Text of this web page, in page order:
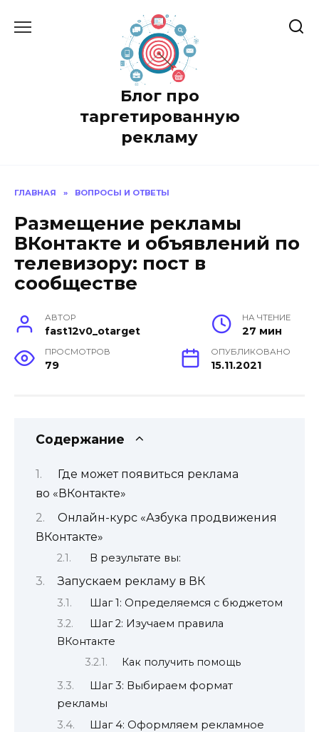
Блог про
таргетированную
рекламу
ГЛАВНАЯ » ВОПРОСЫ И ОТВЕТЫ
Размещение рекламы
ВКонтакте и объявлений по
телевизору: пост в
сообществе
АВТОР
fast12v0_otarget
НА ЧТЕНИЕ
27 мин
ПРОСМОТРОВ
79
ОПУБЛИКОВАНО
15.11.2021
Содержание
Где может появиться реклама
во «ВКонтакте»
Онлайн-курс «Азбука продвижения
ВКонтакте»
В результате вы:
Запускаем рекламу в ВК
Шаг 1: Определяемся с бюджетом
Шаг 2: Изучаем правила
ВКонтакте
Как получить помощь
Шаг 3: Выбираем формат
рекламы
Шаг 4: Оформляем рекламное